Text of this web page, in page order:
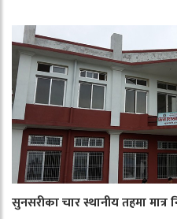
सुनसरीका चार स्थानीय तहमा मात्र